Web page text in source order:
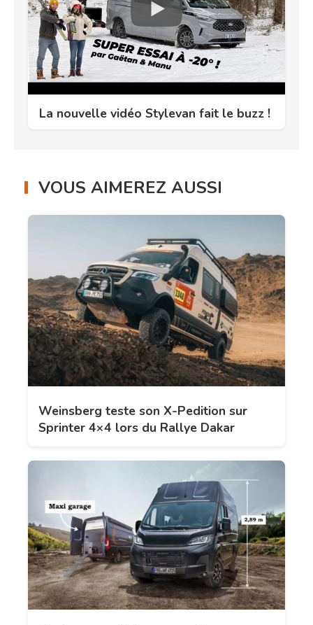
La nouvelle vidéo Stylevan fait le buzz !
VOUS AIMEREZ AUSSI
Weinsberg teste son X-Pedition sur
Sprinter 4×4 lors du Rallye Dakar